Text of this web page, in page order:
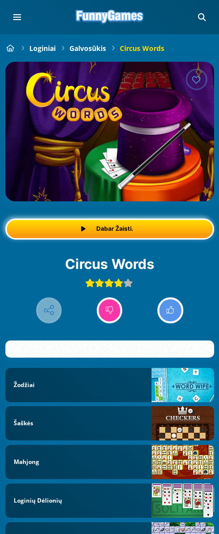
Loginiai Galvosūkis Circus Words
Dabar Žaisti.
Circus Words
Žodžiai
Šaškės
Mahjong
Loginių Dėlionių